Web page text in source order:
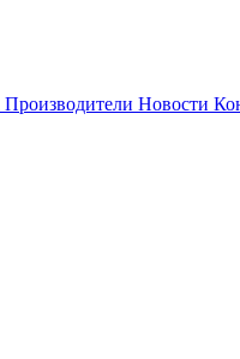
Производители Новости